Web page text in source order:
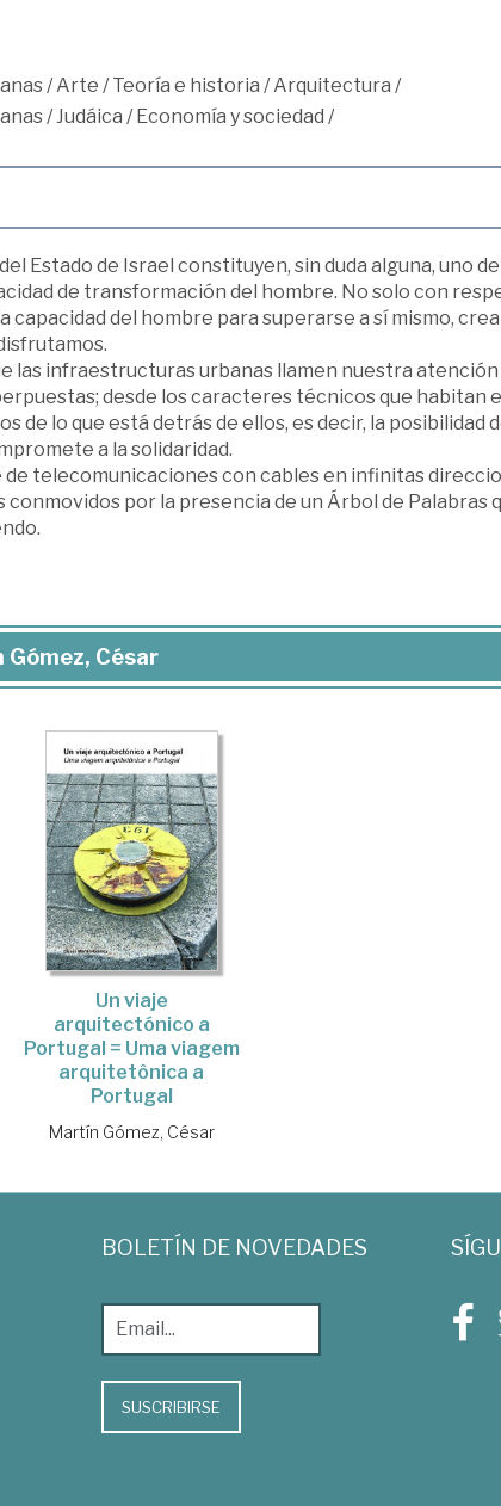
/Arte /Teoría e historia /Arquitectura /
/Judáica /Economía y sociedad /
Estado de Israel constituyen, sin duda alguna, uno
de transformación del hombre. No solo con
capacidad del hombre para superarse a sí mismo,
las infraestructuras urbanas llamen nuestra
desde los caracteres técnicos que habitan
de lo que está detrás de ellos, es decir, la posibilidad
a la solidaridad.
de telecomunicaciones con cables en infinitas
por la presencia de un Árbol de Palabras
César
Un viaje
arquitectónico a
Portugal = Uma viagem
arquitetônica a
Portugal
Martín Gómez, César
BOLETÍN DE NOVEDADES
SUSCRIBIRSE